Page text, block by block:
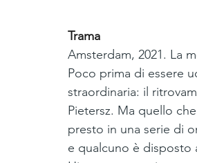
Trama
Amsterdam, 2021. La
Poco prima di essere
straordinaria: il
Pietersz. Ma quello
presto in una serie di
e qualcuno è